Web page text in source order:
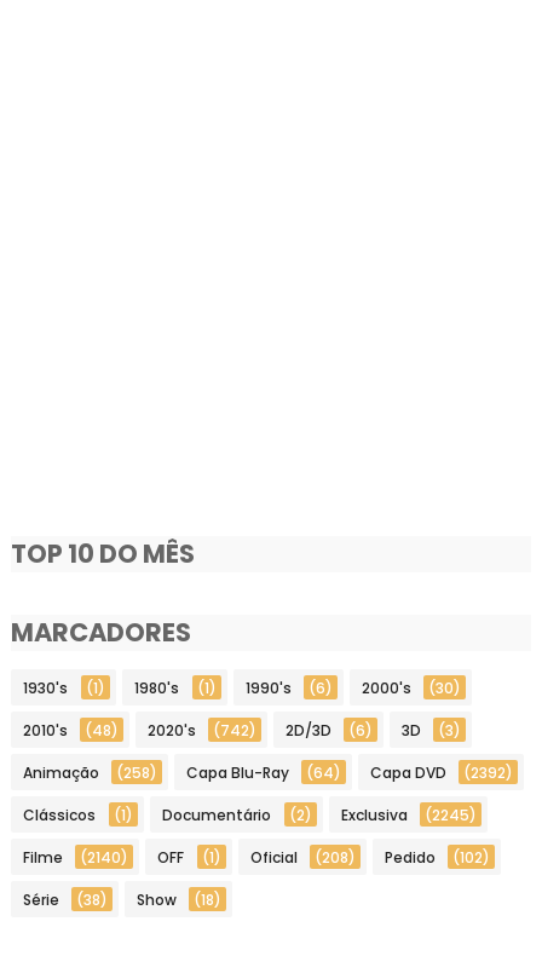
TOP 10 DO MÊS
MARCADORES
1930's (1) 1980's (1) 1990's (6) 2000's (30)
2010's (48) 2020's (742) 2D/3D (6) 3D (3)
Animação (258) Capa Blu-Ray (64) Capa DVD (2392)
Clássicos (1) Documentário (2) Exclusiva (2245)
Filme (2140) OFF (1) Oficial (208) Pedido (102)
Série (38) Show (18)